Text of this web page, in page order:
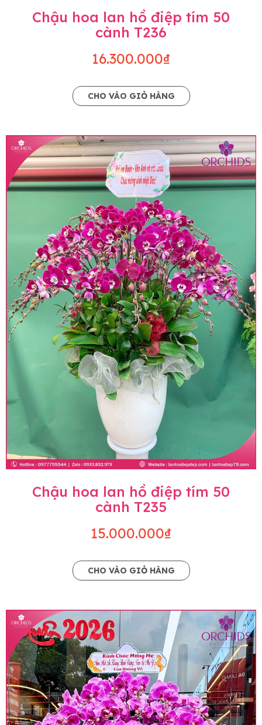
Chậu hoa lan hồ điệp tím 50
cành T236
16.300.000₫
CHO VÀO GIỎ HÀNG
Chậu hoa lan hồ điệp tím 50
cành T235
15.000.000₫
CHO VÀO GIỎ HÀNG